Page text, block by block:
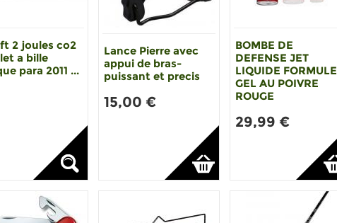
2 joules co2
a bille
para 2011 ...
Lance Pierre avec
appui de bras-
puissant et precis
15,00 €
BOMBE DE
DEFENSE JET
LIQUIDE FORMULE
GEL AU POIVRE
ROUGE
29,99 €